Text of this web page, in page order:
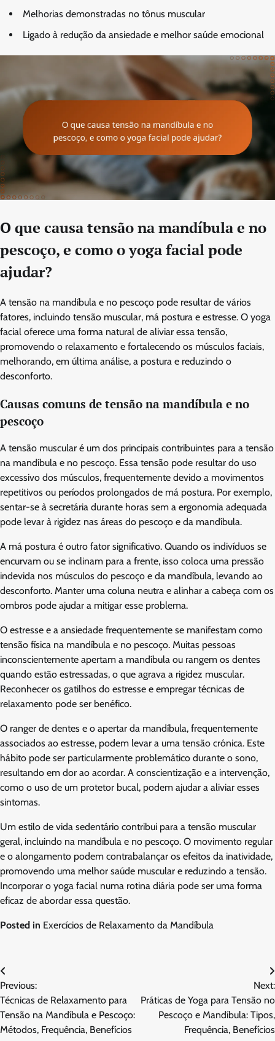
Melhorias demonstradas no tônus muscular
Ligado à redução da ansiedade e melhor saúde emocional
O que causa tensão na mandíbula e no
pescoço, e como o yoga facial pode
ajudar?
A tensão na mandíbula e no pescoço pode resultar de vários
fatores, incluindo tensão muscular, má postura e estresse. O yoga
facial oferece uma forma natural de aliviar essa tensão,
promovendo o relaxamento e fortalecendo os músculos faciais,
melhorando, em última análise, a postura e reduzindo o
desconforto.
Causas comuns de tensão na mandíbula e no
pescoço
A tensão muscular é um dos principais contribuintes para a tensão
na mandíbula e no pescoço. Essa tensão pode resultar do uso
excessivo dos músculos, frequentemente devido a movimentos
repetitivos ou períodos prolongados de má postura. Por exemplo,
sentar-se à secretária durante horas sem a ergonomia adequada
pode levar à rigidez nas áreas do pescoço e da mandíbula.
A má postura é outro fator significativo. Quando os indivíduos se
encurvam ou se inclinam para a frente, isso coloca uma pressão
indevida nos músculos do pescoço e da mandíbula, levando ao
desconforto. Manter uma coluna neutra e alinhar a cabeça com os
ombros pode ajudar a mitigar esse problema.
O estresse e a ansiedade frequentemente se manifestam como
tensão física na mandíbula e no pescoço. Muitas pessoas
inconscientemente apertam a mandíbula ou rangem os dentes
quando estão estressadas, o que agrava a rigidez muscular.
Reconhecer os gatilhos do estresse e empregar técnicas de
relaxamento pode ser benéfico.
O ranger de dentes e o apertar da mandíbula, frequentemente
associados ao estresse, podem levar a uma tensão crónica. Este
hábito pode ser particularmente problemático durante o sono,
resultando em dor ao acordar. A conscientização e a intervenção,
como o uso de um protetor bucal, podem ajudar a aliviar esses
sintomas.
Um estilo de vida sedentário contribui para a tensão muscular
geral, incluindo na mandíbula e no pescoço. O movimento regular
e o alongamento podem contrabalançar os efeitos da inatividade,
promovendo uma melhor saúde muscular e reduzindo a tensão.
Incorporar o yoga facial numa rotina diária pode ser uma forma
eficaz de abordar essa questão.
Posted in Exercícios de Relaxamento da Mandíbula
Post
navigation
Previous:
Técnicas de Relaxamento para
Tensão na Mandíbula e Pescoço:
Métodos, Frequência, Benefícios
Next:
Práticas de Yoga para Tensão no
Pescoço e Mandíbula: Tipos,
Frequência, Benefícios